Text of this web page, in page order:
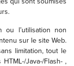
ou l’utilisation non
sur le site Web.
limitation, tout le
Java-/Flash- ,